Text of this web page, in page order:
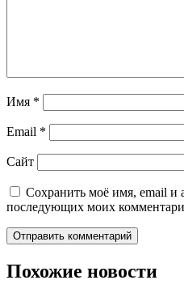
Имя *
Email *
Сайт
Сохранить моё имя, email и
последующих моих
Похожие новости